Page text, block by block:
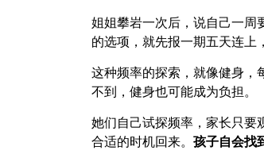
姐姐攀岩一次后，说自己一周
的选项，就先报一期五天连上
这种频率的探索，就像健身，
不到，健身也可能成为负担。
她们自己试探频率，家长只要
合适的时机回来。 孩子自会找